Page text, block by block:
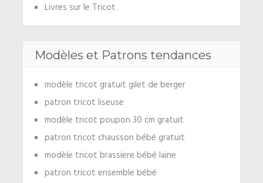
Livres sur le Tricot
Modèles et Patrons tendances
modèle tricot gratuit gilet de berger
patron tricot liseuse
modèle tricot poupon 30 cm gratuit
patron tricot chausson bébé gratuit
modèle tricot brassiere bébé laine
patron tricot ensemble bébé